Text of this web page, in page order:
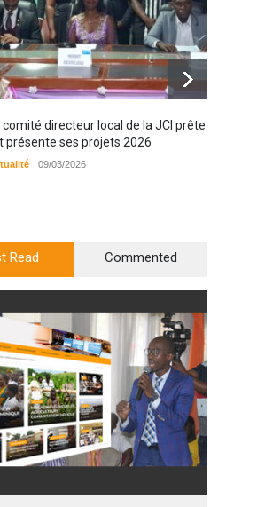
comité directeur local de la JCI prête
présente ses projets 2026
09/03/2026
Read Commented